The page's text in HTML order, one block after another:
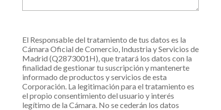
El Responsable del tratamiento de tus datos es la
Cámara Oficial de Comercio, Industria y Servicios de
Madrid (Q2873001H), que tratará los datos con la
finalidad de gestionar tu suscripción y mantenerte
informado de productos y servicios de esta
Corporación. La legitimación para el tratamiento es
el propio consentimiento del usuario y interés
legítimo de la Cámara. No se cederán los datos